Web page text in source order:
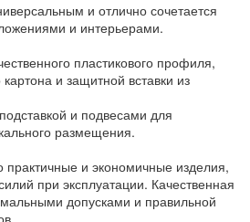
и отлично сочетается
и интерьерами.
пластикового профиля,
и защитной вставки из
и подвесами для
размещения.
практичные и экономичные изделия,
при эксплуатации. Качественная
допусками и правильной